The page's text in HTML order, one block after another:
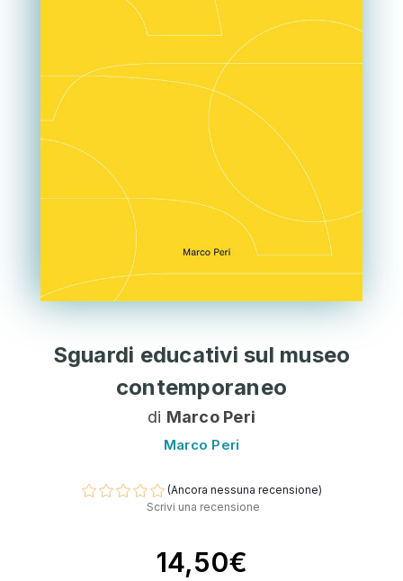
Sguardi educativi sul museo
contemporaneo
di Marco Peri
Marco Peri
(Ancora nessuna recensione)
Scrivi una recensione
14,50€